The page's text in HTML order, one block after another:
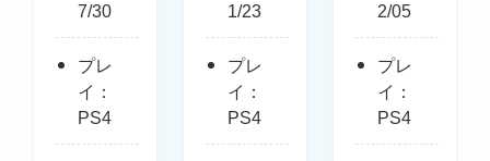
7/30
プレ
イ：
PS4
1/23
プレ
イ：
PS4
2/05
プレ
イ：
PS4